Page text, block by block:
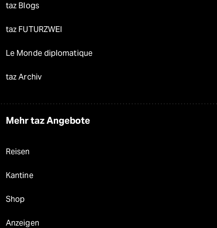
taz Blogs
taz FUTURZWEI
Le Monde diplomatique
taz Archiv
Mehr taz Angebote
Reisen
Kantine
Shop
Anzeigen